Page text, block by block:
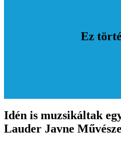
Ez
Idén is muzsikáltak
Lauder Javne